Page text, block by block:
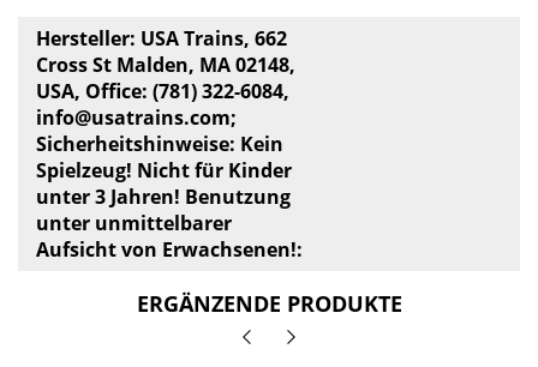
Hersteller: USA Trains, 662
Cross St Malden, MA 02148,
USA, Office: (781) 322-6084,
info@usatrains.com;
Sicherheitshinweise: Kein
Spielzeug! Nicht für Kinder
unter 3 Jahren! Benutzung
unter unmittelbarer
Aufsicht von Erwachsenen!:
ERGÄNZENDE PRODUKTE